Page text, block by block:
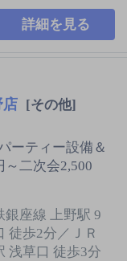
詳細を見る
店 [その他]
ーティー設備＆
～二次会2,500
銀座線 上野駅 9
徒歩2分／ＪＲ
浅草口 徒歩3分